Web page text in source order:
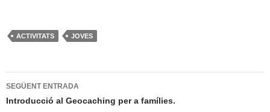
ACTIVITATS JOVES
Navegació
per
SEGÜENT ENTRADA
Introducció al Geocaching per a famílies.